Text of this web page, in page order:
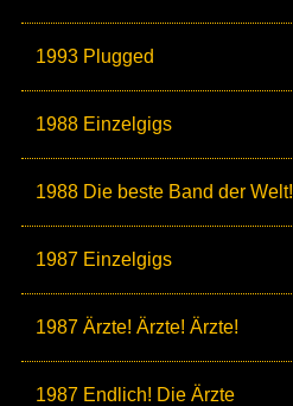
1993 Plugged
1988 Einzelgigs
1988 Die beste Band der Welt!
1987 Einzelgigs
1987 Ärzte! Ärzte! Ärzte!
1987 Endlich! Die Ärzte